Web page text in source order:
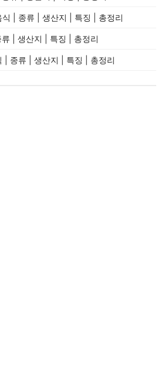
| 종류 | 생산지 | 특징 | 총정리
| 생산지 | 특징 | 총정리
| 종류 | 생산지 | 특징 | 총정리